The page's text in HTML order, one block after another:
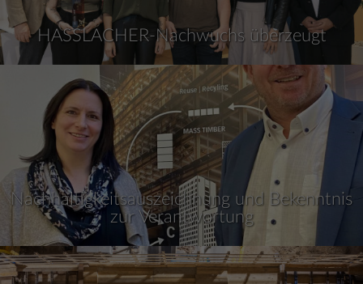
HASSLACHER-Nachwuchs überzeugt
Nachhaltigkeitsauszeichnung und Bekenntnis
zur Verantwortung